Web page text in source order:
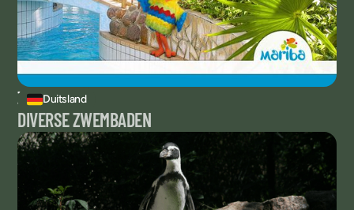
Duitsland
ZWEMBADEN
DIVERSE ZWEMBADEN